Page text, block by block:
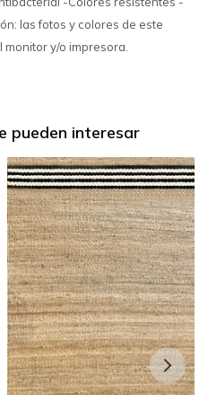
las fotos y colores de este
y/o impresora.
pueden interesar